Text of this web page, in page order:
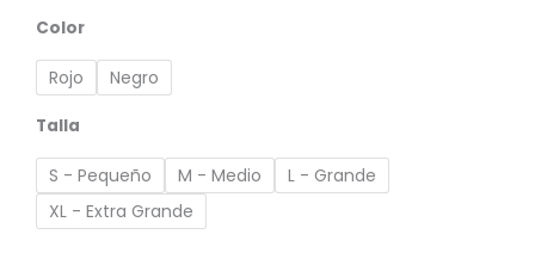
Color
Rojo Negro
Talla
S - Pequeño M - Medio
L - Grande
XL - Extra Grande
Hoodie
Creed
Revelations
cantidad